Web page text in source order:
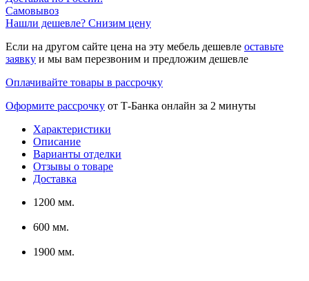
Самовывоз
Нашли дешевле? Снизим цену
Если на другом сайте цена на эту мебель дешевле оставьте
заявку и мы вам перезвоним и предложим дешевле
Оплачивайте товары в рассрочку
Оформите рассрочку от Т-Банка онлайн за 2 минуты
Характеристики
Описание
Варианты отделки
Отзывы о товаре
Доставка
1200 мм.
600 мм.
1900 мм.